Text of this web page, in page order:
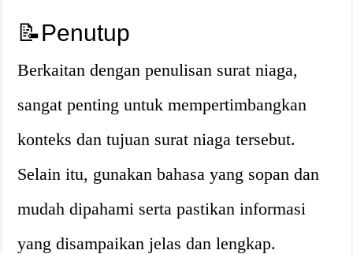
📝Penutup
Berkaitan dengan penulisan surat niaga,
sangat penting untuk mempertimbangkan
konteks dan tujuan surat niaga tersebut.
Selain itu, gunakan bahasa yang sopan dan
mudah dipahami serta pastikan informasi
yang disampaikan jelas dan lengkap.